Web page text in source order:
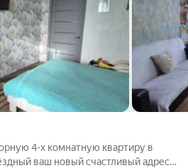
4-х комнатную квартиру в
адрес!